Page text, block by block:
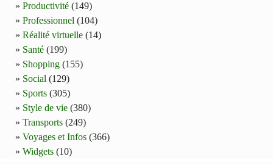
Productivité (149)
Professionnel (104)
Réalité virtuelle (14)
Santé (199)
Shopping (155)
Social (129)
Sports (305)
Style de vie (380)
Transports (249)
Voyages et Infos (366)
Widgets (10)